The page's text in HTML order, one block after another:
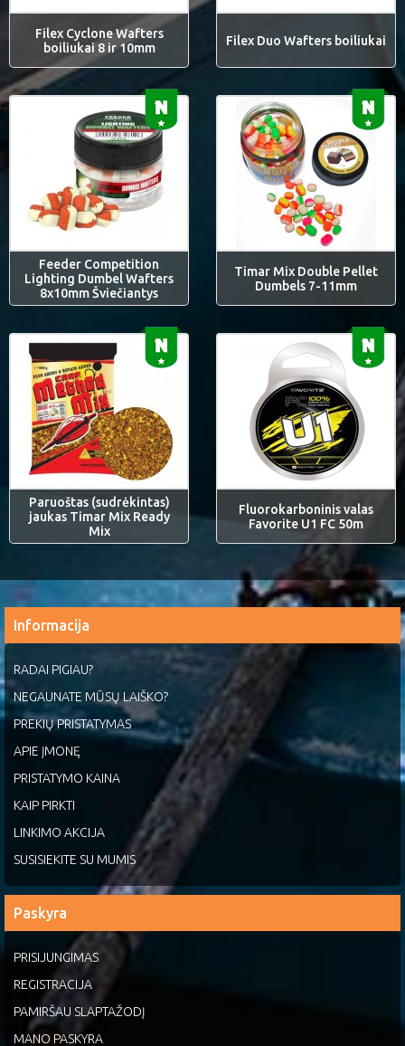
Filex Cyclone Wafters
boiliukai 8 ir 10mm
Filex Duo Wafters boiliukai
Feeder Competition
Lighting Dumbel Wafters
8x10mm Šviečiantys
Timar Mix Double Pellet
Dumbels 7-11mm
Paruoštas (sudrėkintas)
jaukas Timar Mix Ready
Mix
Fluorokarboninis valas
Favorite U1 FC 50m
Informacija
RADAI PIGIAU?
NEGAUNATE MŪSŲ LAIŠKO?
PREKIŲ PRISTATYMAS
APIE ĮMONĘ
PRISTATYMO KAINA
KAIP PIRKTI
LINKIMO AKCIJA
SUSISIEKITE SU MUMIS
Paskyra
PRISIJUNGIMAS
REGISTRACIJA
PAMIRŠAU SLAPTAŽODĮ
MANO PASKYRA